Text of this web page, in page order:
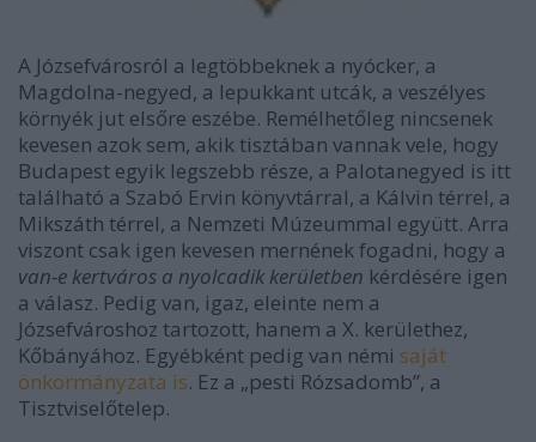
A Józsefvárosról a legtöbbeknek a nyócker, a
Magdolna-negyed, a lepukkant utcák, a veszélyes
környék jut elsőre eszébe. Remélhetőleg nincsenek
kevesen azok sem, akik tisztában vannak vele, hogy
Budapest egyik legszebb része, a Palotanegyed is itt
található a Szabó Ervin könyvtárral, a Kálvin térrel, a
Mikszáth térrel, a Nemzeti Múzeummal együtt. Arra
viszont csak igen kevesen mernének fogadni, hogy a
van-e kertváros a nyolcadik kerületben kérdésére igen
a válasz. Pedig van, igaz, eleinte nem a
Józsefvároshoz tartozott, hanem a X. kerülethez,
Kőbányához. Egyébként pedig van némi saját
önkormányzata is. Ez a „pesti Rózsadomb”, a
Tisztviselőtelep.